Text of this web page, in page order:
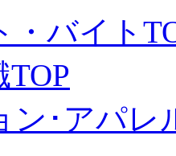
・バイト
ン･アパレ